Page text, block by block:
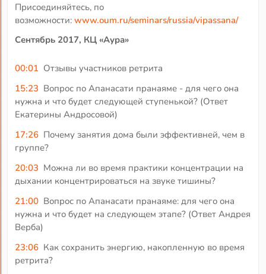
Присоединяйтесь, по
возможности:www.oum.ru/seminars/russia/vipassana/
Сентябрь 2017, КЦ «Аура»
00:01 Отзывы участников ретрита
15:23 Вопрос по Апанасати пранаяме - для чего она
нужна и что будет следующей ступенькой? (Ответ
Екатерины Андросовой)
17:26 Почему занятия дома были эффективней, чем в
группе?
20:03 Можна ли во время практики концентрации на
дыхании концентрироваться на звуке тишины?
21:00 Вопрос по Апанасати пранаяме: для чего она
нужна и что будет на следующем этапе? (Ответ Андрея
Верба)
23:06 Как сохранить энергию, накопленную во время
ретрита?